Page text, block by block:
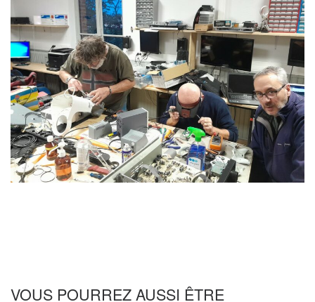
VOUS POURREZ AUSSI ÊTRE